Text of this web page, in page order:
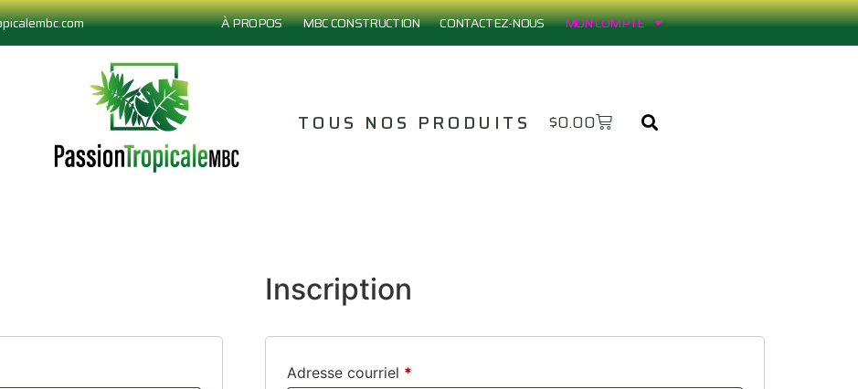
À PROPOS MBC CONSTRUCTION CONTACTEZ-NOUS MON COMPTE
TOUS NOS PRODUITS $0.00
Inscription
Adresse courriel *